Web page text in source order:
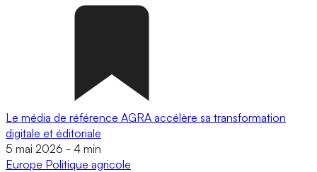
Le média de référence AGRA accélère sa transformation
digitale et éditoriale
5 mai 2026 - 4 min
Europe Politique agricole